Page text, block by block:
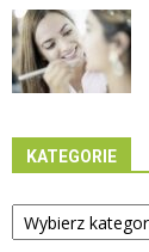
KATEGORIE
Kategorie